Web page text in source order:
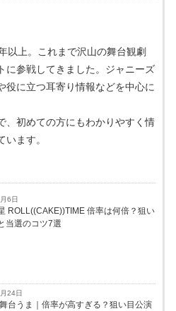
以上。これまで沢山の舞台観劇
に参戦してきました。ジャニーズ
役に立つ耳寄り情報などを中心に
、初めての方にもわかりやすく情
います。
6日
ROLL((CAKE))TIME 倍率は何倍？狙い
当選のコツ7選
24日
台うま｜倍率が高すぎる？狙い目公演